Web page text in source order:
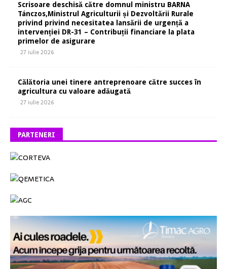
Scrisoare deschisă către domnul ministru BARNA
Tánczos,Ministrul Agriculturii și Dezvoltării Rurale
privind privind necesitatea lansării de urgență a
intervenției DR-31 – Contribuții financiare la plata
primelor de asigurare
27 iulie 2026
Călătoria unei tinere antreprenoare către succes în
agricultura cu valoare adăugată
27 iulie 2026
PARTENERI